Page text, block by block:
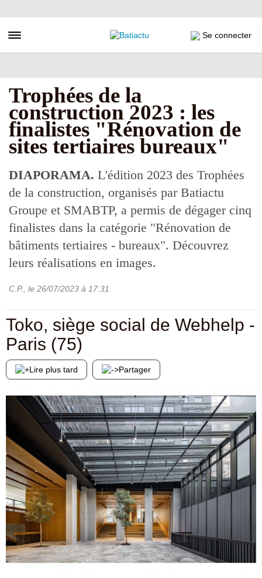
au
principal
Toggle navigation Se connecter
Trophées de la
construction 2023 : les
finalistes "Rénovation de
sites tertiaires bureaux"
DIAPORAMA. L'édition 2023 des Trophées
de la construction, organisés par Batiactu
Groupe et SMABTP, a permis de dégager cinq
finalistes dans la catégorie "Rénovation de
bâtiments tertiaires - bureaux". Découvrez
leurs réalisations en images.
C.P. , le 26/07/2023 à 17:31
Toko, siège social de Webhelp -
Paris (75)
Lire plus tard Partager